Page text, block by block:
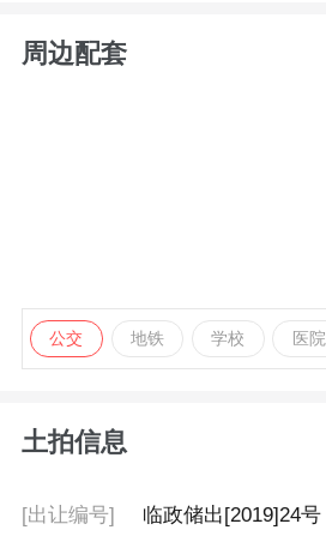
周边配套
公交 地铁 学校 医院
土拍信息
[出让编号]
临政储出[2019]24号